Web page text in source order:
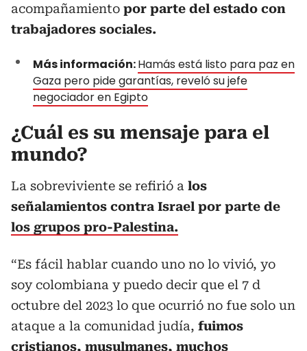
acompañamiento por parte del estado con
trabajadores sociales.
Más información:Hamás está listo para paz en
Gaza pero pide garantías, reveló su jefe
negociador en Egipto
¿Cuál es su mensaje para el
mundo?
La sobreviviente se refirió a los
señalamientos contra Israel por parte de
los grupos pro-Palestina.
“Es fácil hablar cuando uno no lo vivió, yo
soy colombiana y puedo decir que el 7 d
octubre del 2023 lo que ocurrió no fue solo un
ataque a la comunidad judía, fuimos
cristianos, musulmanes, muchos